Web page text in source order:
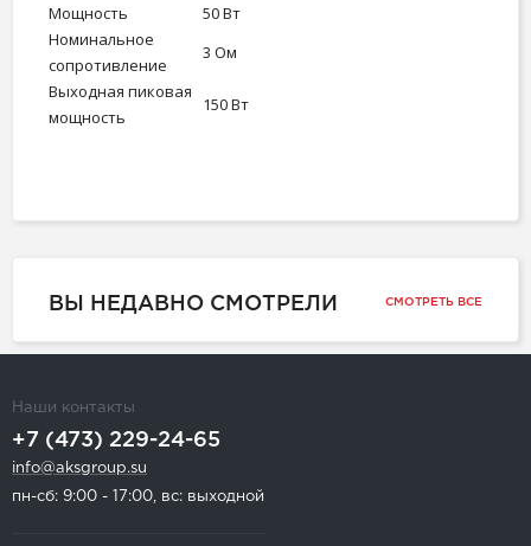
Мощность
50 Вт
Номинальное
сопротивление
3 Ом
Выходная пиковая
мощность
150 Вт
ВЫ НЕДАВНО СМОТРЕЛИ СМОТРЕТЬ ВСЕ
Наши контакты
+7 (473) 229-24-65
info@aksgroup.su
пн-сб: 9:00 - 17:00, вс: выходной